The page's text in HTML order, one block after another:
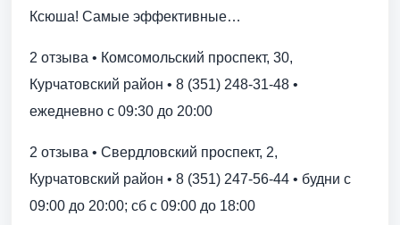
Ксюша! Самые эффективные…
2 отзыва • Комсомольский проспект, 30,
Курчатовский район • 8 (351) 248-31-48 •
ежедневно с 09:30 до 20:00
2 отзыва • Свердловский проспект, 2,
Курчатовский район • 8 (351) 247-56-44 • будни с
09:00 до 20:00; сб с 09:00 до 18:00